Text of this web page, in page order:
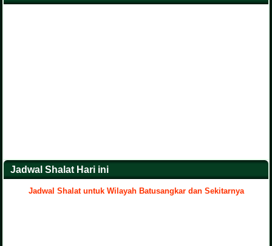
Jadwal Shalat Hari ini
Jadwal Shalat untuk Wilayah Batusangkar dan Sekitarnya